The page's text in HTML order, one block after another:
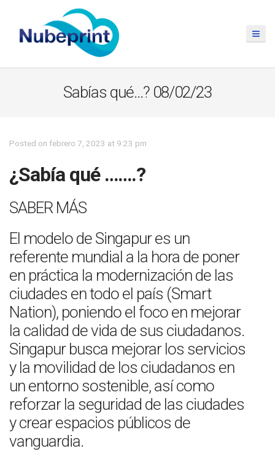
Sabías qué…? 08/02/23
Posted on febrero 7, 2023 at 9:23 pm
¿Sabía qué …….?
SABER MÁS
El modelo de Singapur es un
referente mundial a la hora de poner
en práctica la modernización de las
ciudades en todo el país (Smart
Nation), poniendo el foco en mejorar
la calidad de vida de sus ciudadanos.
Singapur busca mejorar los servicios
y la movilidad de los ciudadanos en
un entorno sostenible, así como
reforzar la seguridad de las ciudades
y crear espacios públicos de
vanguardia.